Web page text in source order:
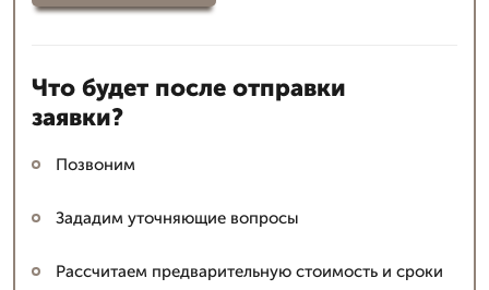
Что будет после отправки
заявки?
Позвоним
Зададим уточняющие вопросы
Рассчитаем предварительную стоимость и сроки